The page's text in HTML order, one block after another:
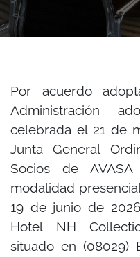
Por acuerdo
Administración
celebrada el 21 de
Junta General
Socios de
modalidad
19 de junio de
Hotel NH
situado en (08029)